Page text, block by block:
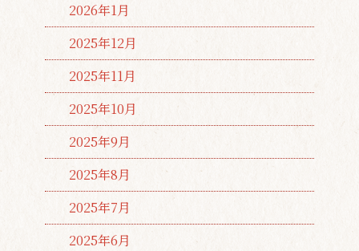
2026年1月
2025年12月
2025年11月
2025年10月
2025年9月
2025年8月
2025年7月
2025年6月